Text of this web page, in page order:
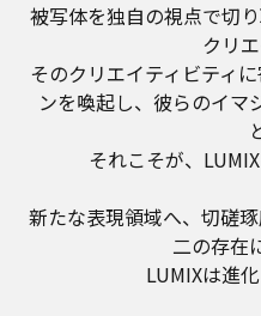
被写体を独自の視点で切
クリ
そのクリエイティビティ
ンを喚起し、彼らのイマ
それこそが、
新たな表現領域へ、切磋
二の存在
LUMIXは進